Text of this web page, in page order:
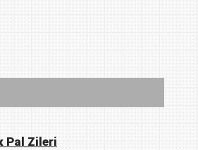
Pal Zileri